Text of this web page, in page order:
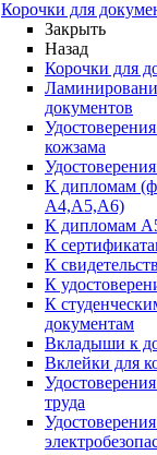
Корочки для
Закрыть
Назад
Корочки для
документов
кожзама
К дипломам
А4,А5,А6)
К дипломам
К
К
К
К
документам
Вкладыши к
Вклейки для
труда